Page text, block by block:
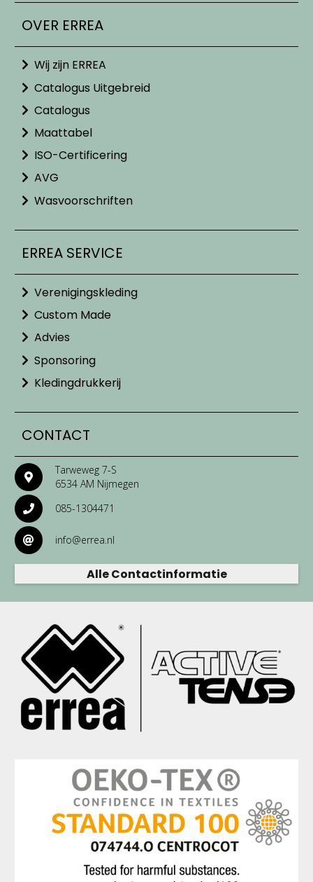
OVER ERREA
Wij zijn ERREA
Catalogus Uitgebreid
Catalogus
Maattabel
ISO-Certificering
AVG
Wasvoorschriften
ERREA SERVICE
Verenigingskleding
Custom Made
Advies
Sponsoring
Kledingdrukkerij
CONTACT
Tarweweg 7-S
6534 AM Nijmegen
085-1304471
info@errea.nl
Alle Contactinformatie